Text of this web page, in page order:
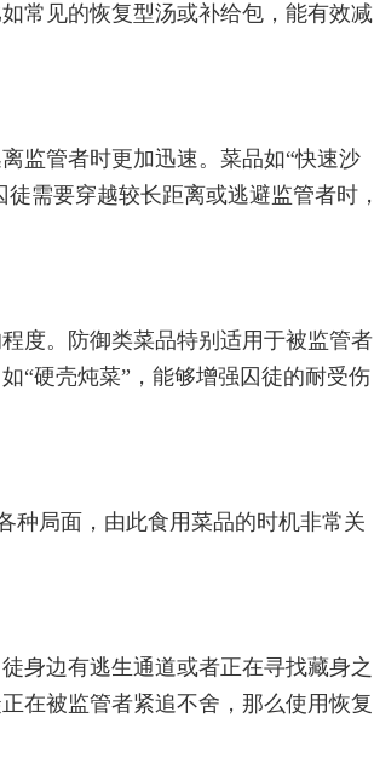
常见的恢复型汤或补给包，能有效减
监管者时更加迅速。菜品如“快速沙
需要穿越较长距离或逃避监管者时，
度。防御类菜品特别适用于被监管者
“硬壳炖菜”，能够增强囚徒的耐受伤
种局面，由此食用菜品的时机非常关
身边有逃生通道或者正在寻找藏身之
在被监管者紧追不舍，那么使用恢复